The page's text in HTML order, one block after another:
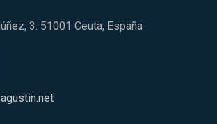
3. 51001 Ceuta, España